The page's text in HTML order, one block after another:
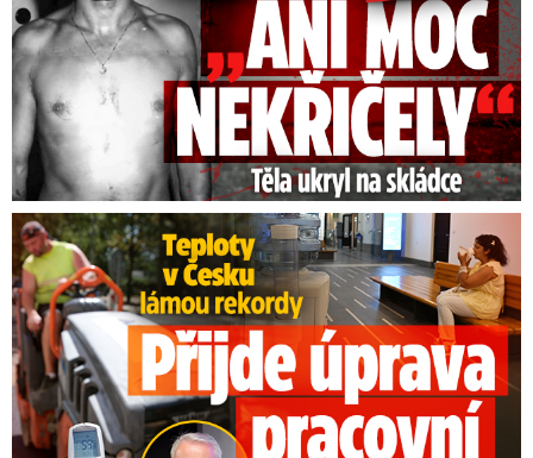
Teploty v Česku lámou rekordy: Přijde úprava pracovní doby?